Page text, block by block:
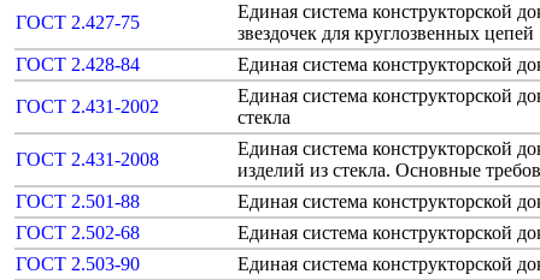
ГОСТ 2.427-75
Единая система конструкторской
звездочек для круглозвенных цепей
ГОСТ 2.428-84
Единая система конструкторской
ГОСТ 2.431-2002
Единая система конструкторской
стекла
ГОСТ 2.431-2008
Единая система конструкторской
изделий из стекла. Основные
ГОСТ 2.501-88
Единая система конструкторской
ГОСТ 2.502-68
Единая система конструкторской
ГОСТ 2.503-90
Единая система конструкторской